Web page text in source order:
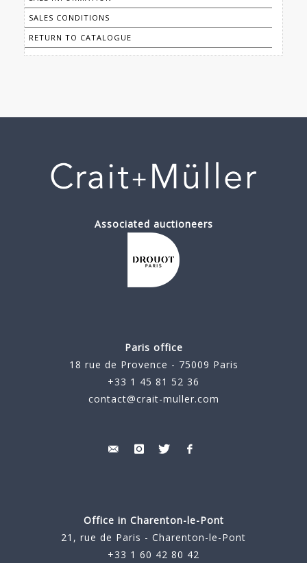
SALES CONDITIONS
RETURN TO CATALOGUE
Associated auctioneers
Paris office
18 rue de Provence - 75009 Paris
+33 1 45 81 52 36
contact@crait-muller.com
Office in Charenton-le-Pont
21, rue de Paris - Charenton-le-Pont
+33 1 60 42 80 42